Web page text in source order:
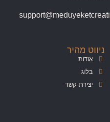
ניווט מהיר
אודות
בלוג
יצירת קשר